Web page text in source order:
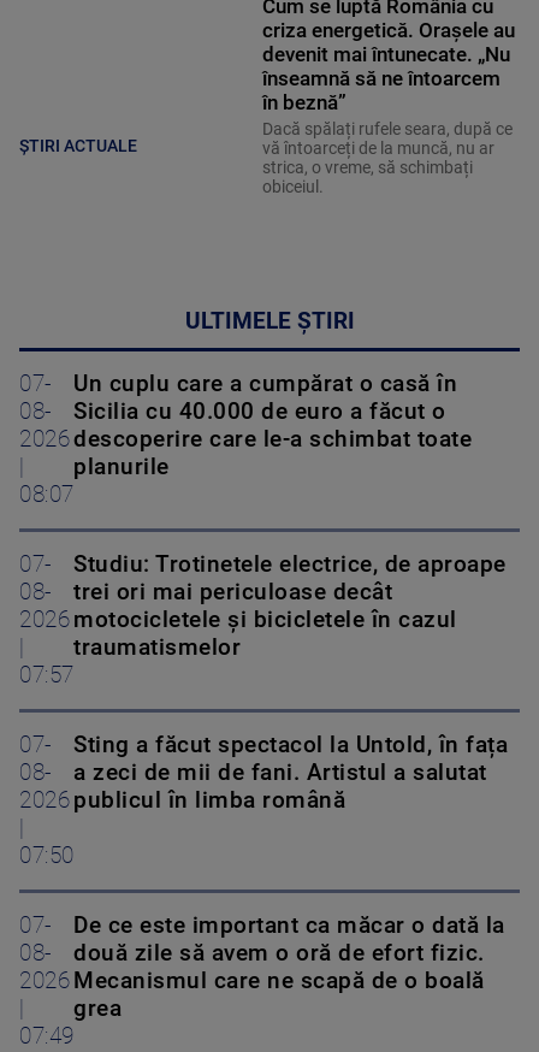
ȘTIRI ACTUALE
Cum se luptă România cu
criza energetică. Orașele au
devenit mai întunecate. „Nu
înseamnă să ne întoarcem
în beznă”
Dacă spălați rufele seara, după ce
vă întoarceți de la muncă, nu ar
strica, o vreme, să schimbați
obiceiul.
ULTIMELE ȘTIRI
07-
08-
2026
08:07
Un cuplu care a cumpărat o casă în
Sicilia cu 40.000 de euro a făcut o
descoperire care le-a schimbat toate
planurile
07-
08-
2026
07:57
Studiu: Trotinetele electrice, de aproape
trei ori mai periculoase decât
motocicletele și bicicletele în cazul
traumatismelor
07-
08-
2026
07:50
Sting a făcut spectacol la Untold, în fața
a zeci de mii de fani. Artistul a salutat
publicul în limba română
07-
08-
2026
07:49
De ce este important ca măcar o dată la
două zile să avem o oră de efort fizic.
Mecanismul care ne scapă de o boală
grea